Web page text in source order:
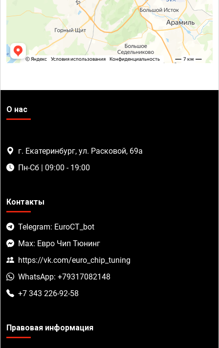
О нас
г. Екатеринбург, ул. Расковой, 69а
Пн-Сб | 09:00 - 19:00
Контакты
Telegram: EuroCT_bot
Max: Евро Чип Тюнинг
https://vk.com/euro_chip_tuning
WhatsApp: +79317082148
+7 343 226-92-58
Правовая информация